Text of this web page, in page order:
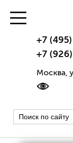
+7
+7
Москва,